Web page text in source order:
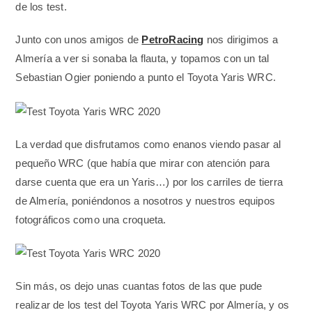
de los test.
Junto con unos amigos de PetroRacing nos dirigimos a
Almería a ver si sonaba la flauta, y topamos con un tal
Sebastian Ogier poniendo a punto el Toyota Yaris WRC.
La verdad que disfrutamos como enanos viendo pasar al
pequeño WRC (que había que mirar con atención para
darse cuenta que era un Yaris…) por los carriles de tierra
de Almería, poniéndonos a nosotros y nuestros equipos
fotográficos como una croqueta.
Sin más, os dejo unas cuantas fotos de las que pude
realizar de los test del Toyota Yaris WRC por Almería, y os